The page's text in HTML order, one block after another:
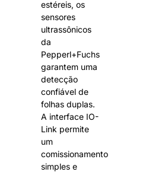
estéreis, os
sensores
ultrassônicos
da
Pepperl+Fuchs
garantem uma
detecção
confiável de
folhas duplas.
A interface IO-
Link permite
um
comissionamento
simples e